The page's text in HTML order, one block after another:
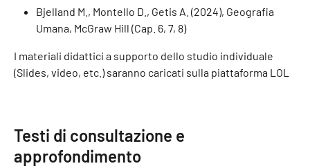
Bjelland M., Montello D., Getis A. (2024), Geografia
Umana, McGraw Hill (Cap. 6, 7, 8)
I materiali didattici a supporto dello studio individuale
(Slides, video, etc.) saranno caricati sulla piattaforma LOL
Testi di consultazione e
approfondimento